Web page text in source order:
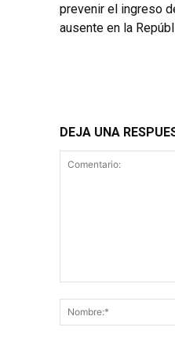
prevenir el ingreso
ausente en la
DEJA UNA